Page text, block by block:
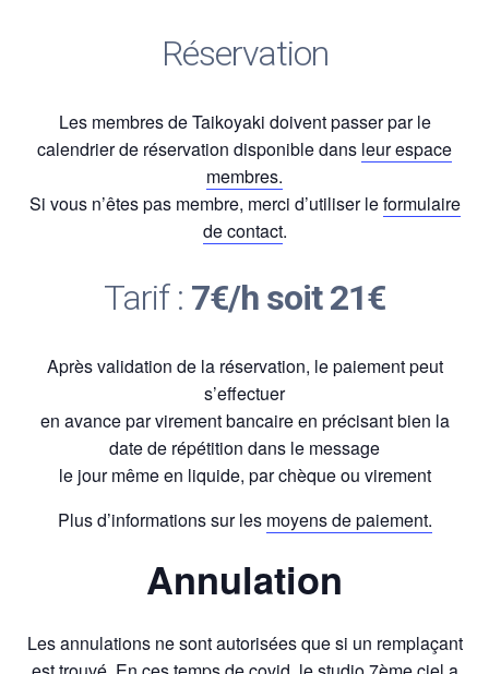
Réservation
Les membres de Taikoyaki doivent passer par le
calendrier de réservation disponible dans leur espace
membres.
Si vous n’êtes pas membre, merci d’utiliser leformulaire
de contact.
Tarif : 7€/h soit 21€
Après validation de la réservation, le paiement peut
s’effectuer
en avance par virement bancaire en précisant bien la
date de répétition dans le message
le jour même en liquide, par chèque ou virement
Plus d’informations sur les moyens de paiement.
Annulation
Les annulations ne sont autorisées que si un remplaçant